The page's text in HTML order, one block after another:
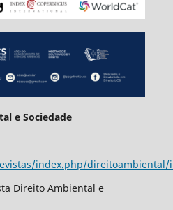
e Sociedade
index.php/direitoambiental/
Direito Ambiental e